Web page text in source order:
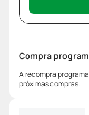
Compra
A recompra
próximas compras.